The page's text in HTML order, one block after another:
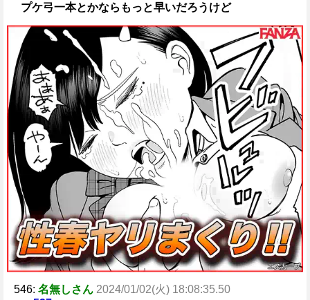
プケ弓一本とかならもっと早いだろうけど
546: 名無しさん 2024/01/02(火) 18:08:35.50